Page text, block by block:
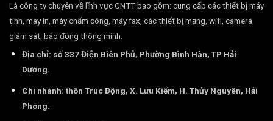
Là công ty chuyên về lĩnh vực CNTT bao gồm: cung cấp các thiết bị máy
tính, máy in, máy chấm công, máy fax, các thiết bị mạng, wifi, camera
giám sát, báo động thông minh.
Địa chỉ: số 337 Điện Biên Phủ, Phường Bình Hàn, TP Hải
Dương.
Chi nhánh: thôn Trúc Động, X. Lưu Kiếm, H. Thủy Nguyên, Hải
Phòng.